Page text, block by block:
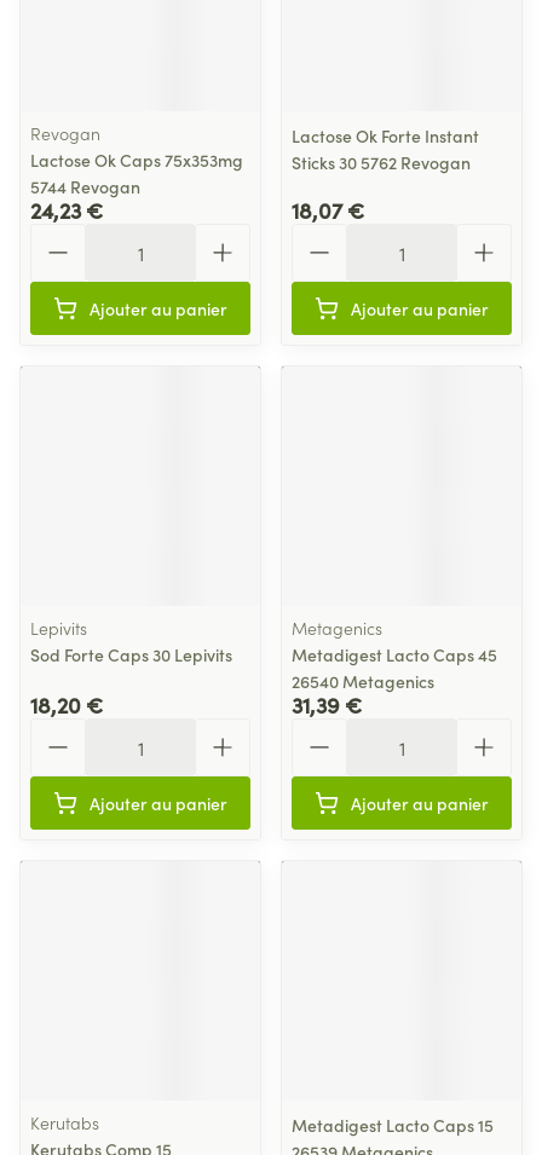
Revogan
Lactose Ok Caps 75x353mg
5744 Revogan
24,23 €
Ajouter au panier
Lactose Ok Forte Instant
Sticks 30 5762 Revogan
18,07 €
Ajouter au panier
Lepivits
Sod Forte Caps 30 Lepivits
18,20 €
Ajouter au panier
Metagenics
Metadigest Lacto Caps 45
26540 Metagenics
31,39 €
Ajouter au panier
Kerutabs
Kerutabs Comp 15
Metadigest Lacto Caps 15